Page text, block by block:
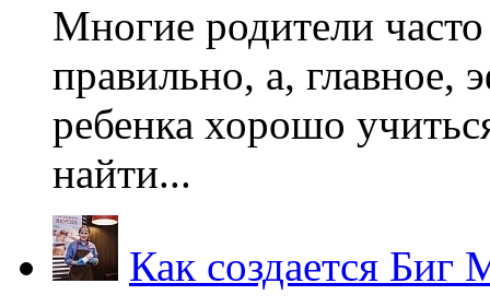
Многие родители
правильно, а, главное,
ребенка хорошо
найти...
Как создается Биг